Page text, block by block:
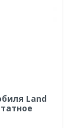
Land